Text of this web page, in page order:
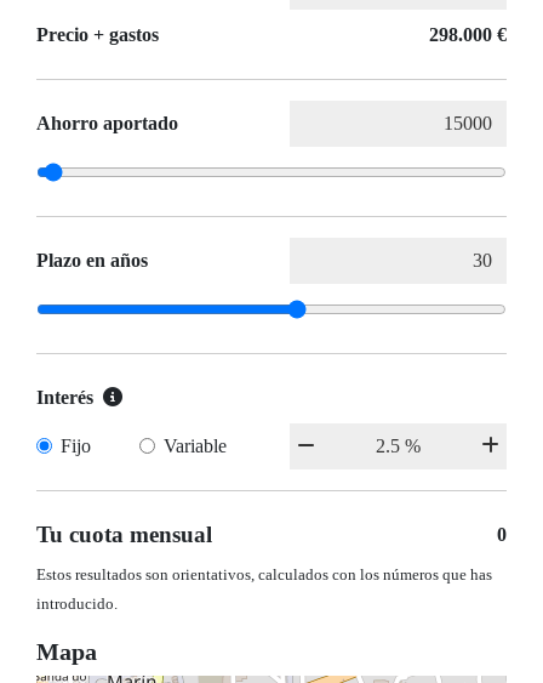
Precio + gastos 298.000 €
Ahorro aportado
Plazo en años
Interés
Fijo Variable
Tu cuota mensual 0
Estos resultados son orientativos, calculados con los números que has
introducido.
Mapa